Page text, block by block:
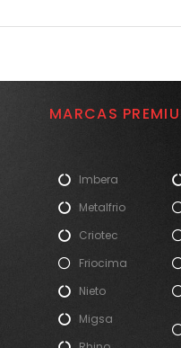
MARCAS
Imbera
Metalfrio
Criotec
Friocima
Nieto
Migsa